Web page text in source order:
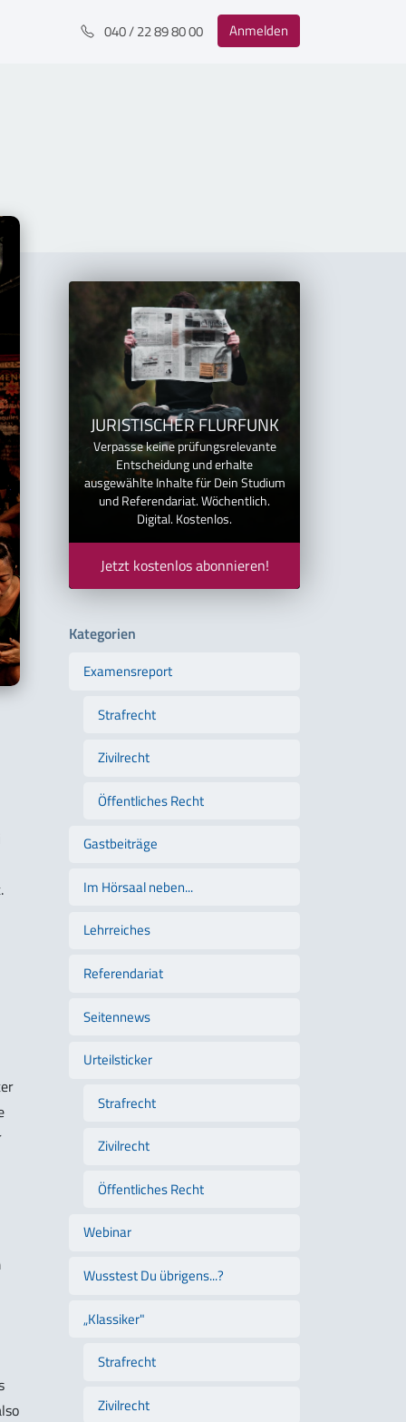
040 / 22 89 80 00 Anmelden
JURISTISCHER FLURFUNK
Verpasse keine prüfungsrelevante
Entscheidung und erhalte
ausgewählte Inhalte für Dein Studium
und Referendariat. Wöchentlich.
Digital. Kostenlos.
Jetzt kostenlos abonnieren!
Kategorien
Examensreport
Strafrecht
Zivilrecht
Öffentliches Recht
Gastbeiträge
Im Hörsaal neben...
Lehrreiches
Referendariat
Seitennews
Urteilsticker
Strafrecht
Zivilrecht
Öffentliches Recht
Webinar
Wusstest Du übrigens...?
„Klassiker"
Strafrecht
Zivilrecht